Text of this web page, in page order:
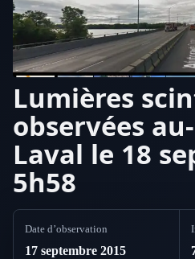
Lumières
observées
Laval le 18
5h58
Date d’observation
17 septembre 2015